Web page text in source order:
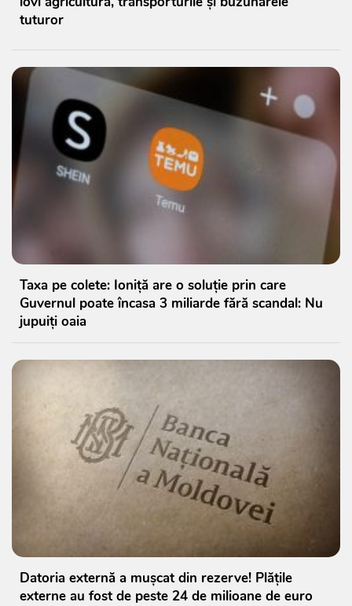
tuturor
Taxa pe colete: Ioniță are o soluție prin care
Guvernul poate încasa 3 miliarde fără scandal: Nu
jupuiți oaia
Datoria externă a mușcat din rezerve! Plățile
externe au fost de peste 24 de milioane de euro